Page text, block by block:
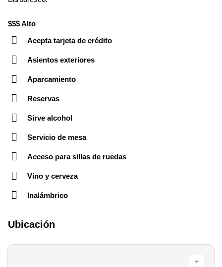
$$$ Alto
Acepta tarjeta de crédito
Asientos exteriores
Aparcamiento
Reservas
Sirve alcohol
Servicio de mesa
Acceso para sillas de ruedas
Vino y cerveza
Inalámbrico
Ubicación